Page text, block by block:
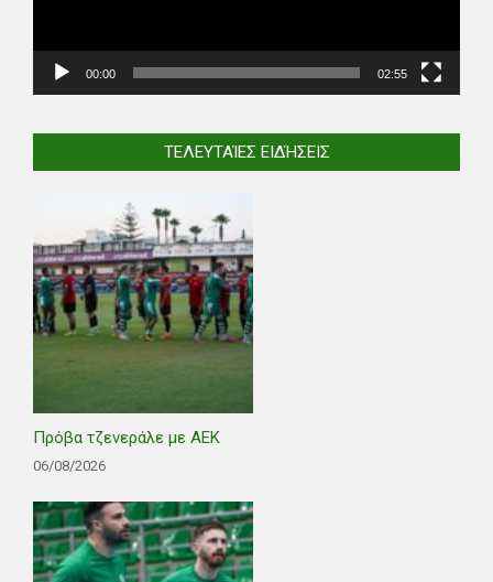
00:00 02:55
ΤΕΛΕΥΤΑΊΕΣ ΕΙΔΉΣΕΙΣ
Πρόβα τζενεράλε με ΑΕΚ
06/08/2026